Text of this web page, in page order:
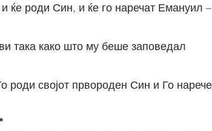
ќе роди Син, и ќе го наречат Емануил –